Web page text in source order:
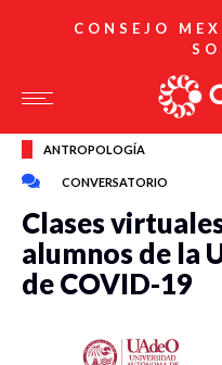
CONSEJO
ANTROPOLOGÍA
CONVERSATORIO
Clases
alumnos de la
de COVID-19